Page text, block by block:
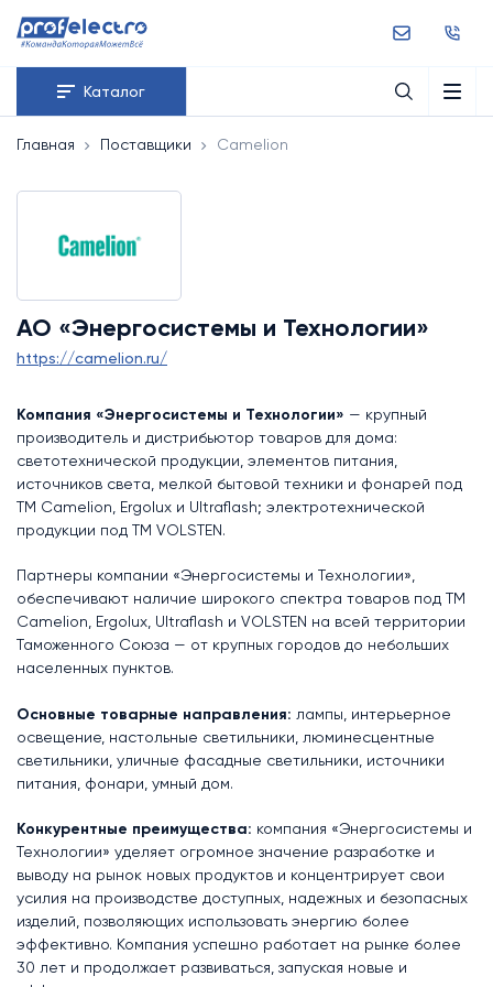
Каталог
Главная Поставщики Camelion
АО «Энергосистемы и Технологии»
https://camelion.ru/
Компания «Энергосистемы и Технологии» — крупный
производитель и дистрибьютор товаров для дома:
светотехнической продукции, элементов питания,
источников света, мелкой бытовой техники и фонарей под
ТМ Camelion, Ergolux и Ultraflash; электротехнической
продукции под ТМ VOLSTEN.
Партнеры компании «Энергосистемы и Технологии»,
обеспечивают наличие широкого спектра товаров под ТМ
Camelion, Ergolux, Ultraflash и VOLSTEN на всей территории
Таможенного Союза — от крупных городов до небольших
населенных пунктов.
Основные товарные направления: лампы, интерьерное
освещение, настольные светильники, люминесцентные
светильники, уличные фасадные светильники, источники
питания, фонари, умный дом.
Конкурентные преимущества: компания «Энергосистемы и
Технологии» уделяет огромное значение разработке и
выводу на рынок новых продуктов и концентрирует свои
усилия на производстве доступных, надежных и безопасных
изделий, позволяющих использовать энергию более
эффективно. Компания успешно работает на рынке более
30 лет и продолжает развиваться, запуская новые и